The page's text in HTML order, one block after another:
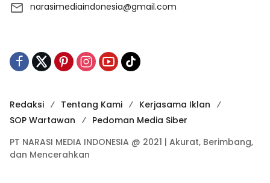
narasimediaindonesia@gmail.com
Redaksi Tentang Kami
Kerjasama Iklan
SOP Wartawan
Pedoman Media Siber
PT NARASI MEDIA INDONESIA @ 2021 | Akurat, Berimbang,
dan Mencerahkan